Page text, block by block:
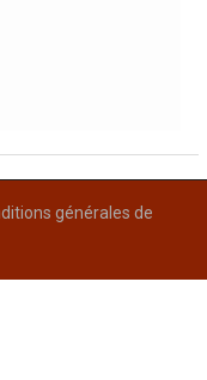
générales de